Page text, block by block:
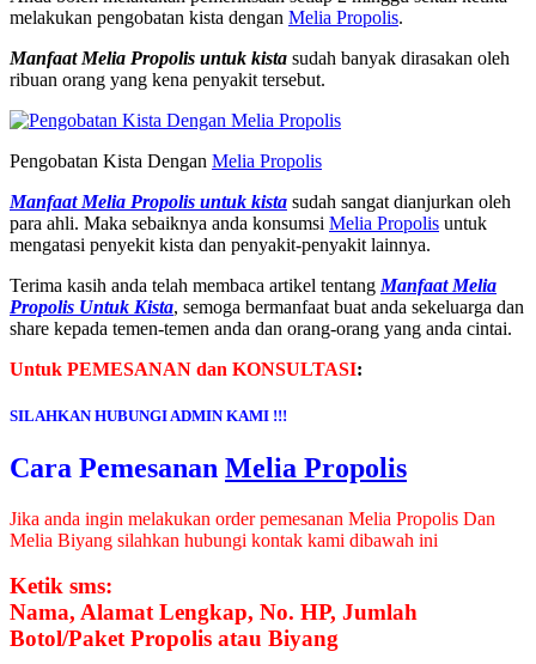
melakukan pengobatan kista dengan Melia Propolis.
Manfaat Melia Propolis untuk kista sudah banyak dirasakan oleh
ribuan orang yang kena penyakit tersebut.
Pengobatan Kista Dengan Melia Propolis
Manfaat Melia Propolis untuk kista sudah sangat dianjurkan oleh
para ahli. Maka sebaiknya anda konsumsi Melia Propolis untuk
mengatasi penyekit kista dan penyakit-penyakit lainnya.
Terima kasih anda telah membaca artikel tentang Manfaat Melia
Propolis Untuk Kista, semoga bermanfaat buat anda sekeluarga dan
share kepada temen-temen anda dan orang-orang yang anda cintai.
Untuk PEMESANAN dan KONSULTASI:
SILAHKAN HUBUNGI ADMIN KAMI !!!
Cara Pemesanan Melia Propolis
Jika anda ingin melakukan order pemesanan Melia Propolis Dan
Melia Biyang silahkan hubungi kontak kami dibawah ini
Ketik sms:
Nama, Alamat Lengkap, No. HP, Jumlah
Botol/Paket Propolis atau Biyang